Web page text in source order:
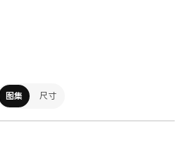
图集 尺寸